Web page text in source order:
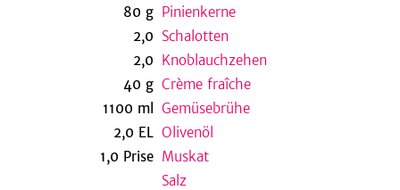
80 g Pinienkerne
2,0 Schalotten
2,0 Knoblauchzehen
40 g Crème fraîche
1100 ml
Gemüsebrühe
2,0 EL Olivenöl
1,0 Prise Muskat
Salz